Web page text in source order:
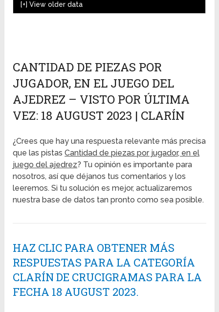
[+]View older data
CANTIDAD DE PIEZAS POR
JUGADOR, EN EL JUEGO DEL
AJEDREZ – VISTO POR ÚLTIMA
VEZ: 18 AUGUST 2023 | CLARÍN
¿Crees que hay una respuesta relevante más precisa
que las pistasCantidad de piezas por jugador, en el
juego del ajedrez? Tu opinión es importante para
nosotros, así que déjanos tus comentarios y los
leeremos. Si tu solución es mejor, actualizaremos
nuestra base de datos tan pronto como sea posible.
HAZ CLIC PARA OBTENER MÁS
RESPUESTAS PARA LA CATEGORÍA
CLARÍN DE CRUCIGRAMAS PARA LA
FECHA 18 AUGUST 2023.